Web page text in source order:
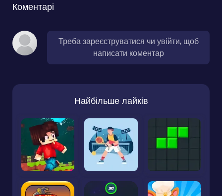
Коментарі
Треба зареєструватися чи увійти, щоб
написати коментар
Найбільше лайків